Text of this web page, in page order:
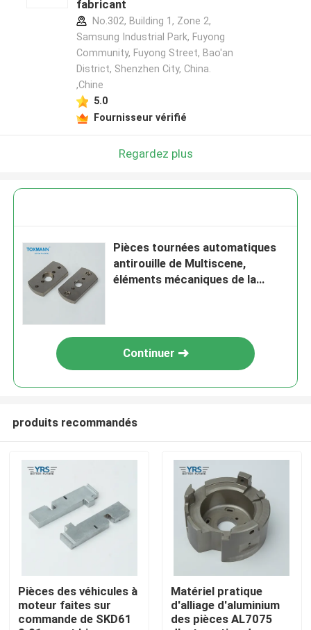
Maison
Au sujet de nous
fabricant
No.302, Building 1, Zone 2,
Samsung Industrial Park, Fuyong
Community, Fuyong Street, Bao'an
District, Shenzhen City, China.
,Chine
5.0
Fournisseur vérifié
Regardez plus
Pièces tournées automatiques
antirouille de Multiscene,
éléments mécaniques de la
Continuer
produits recommandés
Pièces des véhicules à
moteur faites sur
commande de SKD61
Matériel pratique
d'alliage d'aluminium
des pièces AL7075